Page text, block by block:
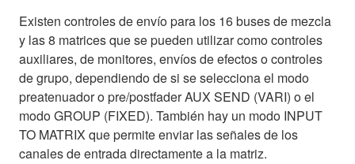
Existen controles de envío para los 16 buses de mezcla
y las 8 matrices que se pueden utilizar como controles
auxiliares, de monitores, envíos de efectos o controles
de grupo, dependiendo de si se selecciona el modo
preatenuador o pre/postfader AUX SEND (VARI) o el
modo GROUP (FIXED). También hay un modo INPUT
TO MATRIX que permite enviar las señales de los
canales de entrada directamente a la matriz.